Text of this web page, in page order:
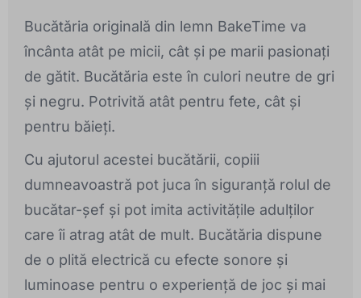
Bucătăria originală din lemn BakeTime va
încânta atât pe micii, cât și pe marii pasionați
de gătit. Bucătăria este în culori neutre de gri
și negru. Potrivită atât pentru fete, cât și
pentru băieți.
Cu ajutorul acestei bucătării, copiii
dumneavoastră pot juca în siguranță rolul de
bucătar-șef și pot imita activitățile adulților
care îi atrag atât de mult. Bucătăria dispune
de o plită electrică cu efecte sonore și
luminoase pentru o experiență de joc și mai